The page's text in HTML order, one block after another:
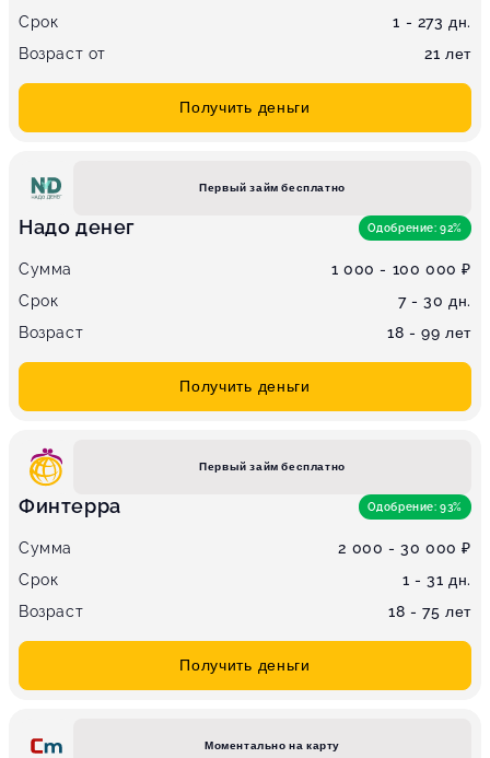
Срок
1 - 273 дн.
Возраст от
21 лет
Получить деньги
Первый займ бесплатно
Надо денег Одобрение: 92%
Сумма
1 000 - 100 000 ₽
Срок
7 - 30 дн.
Возраст
18 - 99 лет
Получить деньги
Первый займ бесплатно
Финтерра Одобрение: 93%
Сумма
2 000 - 30 000 ₽
Срок
1 - 31 дн.
Возраст
18 - 75 лет
Получить деньги
Моментально на карту